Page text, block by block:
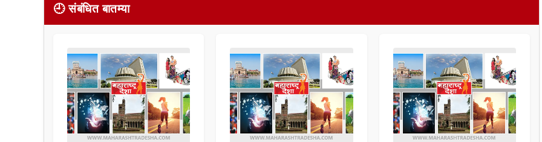
🕘 संबंधित बातम्या